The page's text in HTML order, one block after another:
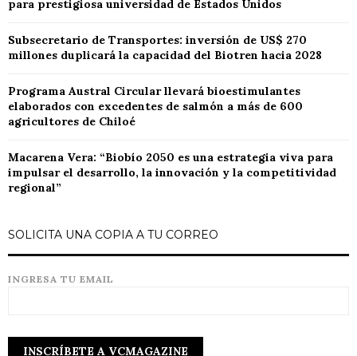
para prestigiosa universidad de Estados Unidos
Subsecretario de Transportes: inversión de US$ 270
millones duplicará la capacidad del Biotren hacia 2028
Programa Austral Circular llevará bioestimulantes
elaborados con excedentes de salmón a más de 600
agricultores de Chiloé
Macarena Vera: “Biobío 2050 es una estrategia viva para
impulsar el desarrollo, la innovación y la competitividad
regional”
SOLICITA UNA COPIA A TU CORREO
INGRESA TU EMAIL